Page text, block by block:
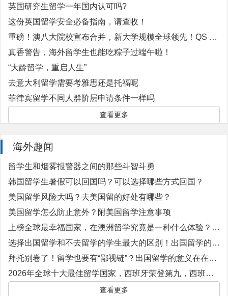
英国研究生留学一年国内认可吗?
这份英国留学安全必备指南，请查收！
重磅！澳八大院校宣布合并，新大学规模全球领先！QS TOP20 再添强敌？
真香警告，海外留学生也能吃粽子过端午啦！
“大龄留学，重启人生”
去意大利留学需要考雅思还是托福呢
菲律宾留学不同人群阶层申请条件一样吗
查看更多
海外趣闻
留学生和烟雾报警器之间的那些斗智斗勇
韩国留学生暑假可以回国吗？可以选择哪些方式回国？
美国留学风险大吗？去美国留的好处有哪些？
美国留学怎么防止意外？附美国留学注意事项
上榜全球最幸福国家，在澳洲留学究竟是一种什么体验？附澳洲留学院校
选择出国留学和不去留学的学生最大的区别！出国留学的优势是什么？
拜托别卷了！留学也要有“鄙视链”？出国留学的意义在在哪里？
2026年全球十大最佳留学国家，西班牙荣登第九，西班牙有安哪些容易就业的专业？
查看更多